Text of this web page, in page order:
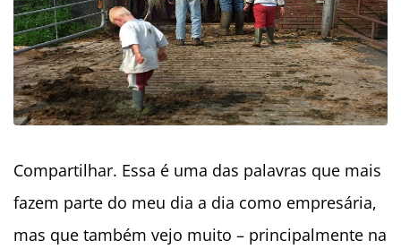
Compartilhar. Essa é uma das palavras que mais
fazem parte do meu dia a dia como empresária,
mas que também vejo muito – principalmente na